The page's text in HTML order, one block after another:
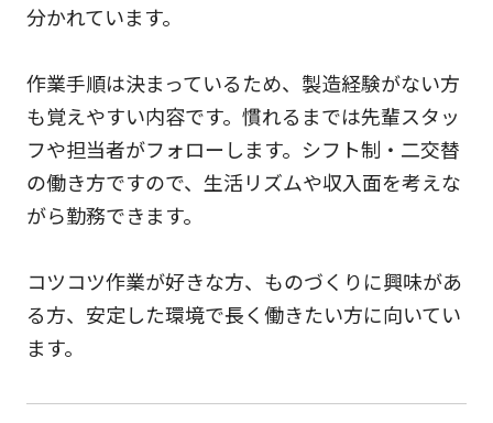
分かれています。
作業手順は決まっているため、製造経験がない方
も覚えやすい内容です。慣れるまでは先輩スタッ
フや担当者がフォローします。シフト制・二交替
の働き方ですので、生活リズムや収入面を考えな
がら勤務できます。
コツコツ作業が好きな方、ものづくりに興味があ
る方、安定した環境で長く働きたい方に向いてい
ます。